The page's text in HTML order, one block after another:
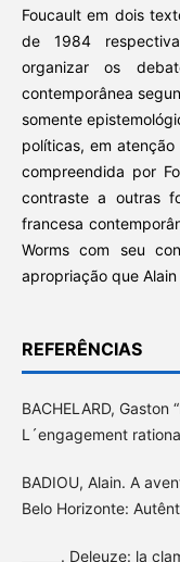
Foucault em dois
de 1984
organizar os
contemporânea
somente
políticas, em
compreendida por
contraste a outras
francesa
Worms com seu
apropriação que
REFERÊNCIAS
BACHELARD, Gaston
L´engagement
BADIOU, Alain. A
Belo Horizonte:
______. Deleuze: la